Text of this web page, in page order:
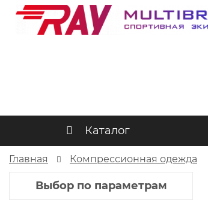
Каталог
Главная Компрессионная одежда
Выбор по параметрам